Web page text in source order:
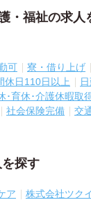
・福祉の求人
可 寮・借り上げ
休日110日以上
･育休･介護休暇取
社会保険完備 交
探す
ア 株式会社ツク